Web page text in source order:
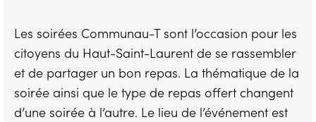
Les soirées Communau-T sont l’occasion pour les
citoyens du Haut-Saint-Laurent de se rassembler
et de partager un bon repas. La thématique de la
soirée ainsi que le type de repas offert changent
d’une soirée à l’autre. Le lieu de l’événement est